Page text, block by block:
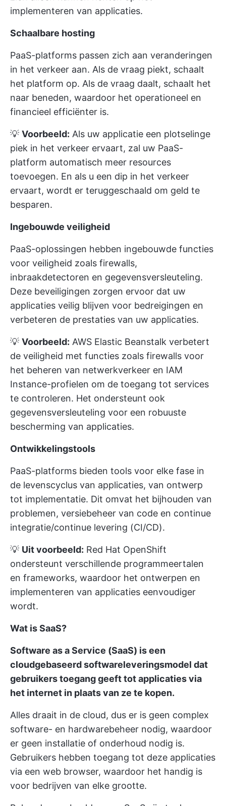
implementeren van applicaties.
Schaalbare hosting
PaaS-platforms passen zich aan veranderingen
in het verkeer aan. Als de vraag piekt, schaalt
het platform op. Als de vraag daalt, schaalt het
naar beneden, waardoor het operationeel en
financieel efficiënter is.
💡 Voorbeeld: Als uw applicatie een plotselinge
piek in het verkeer ervaart, zal uw PaaS-
platform automatisch meer resources
toevoegen. En als u een dip in het verkeer
ervaart, wordt er teruggeschaald om geld te
besparen.
Ingebouwde veiligheid
PaaS-oplossingen hebben ingebouwde functies
voor veiligheid zoals firewalls,
inbraakdetectoren en gegevensversleuteling.
Deze beveiligingen zorgen ervoor dat uw
applicaties veilig blijven voor bedreigingen en
verbeteren de prestaties van uw applicaties.
💡 Voorbeeld: AWS Elastic Beanstalk verbetert
de veiligheid met functies zoals firewalls voor
het beheren van netwerkverkeer en IAM
Instance-profielen om de toegang tot services
te controleren. Het ondersteunt ook
gegevensversleuteling voor een robuuste
bescherming van applicaties.
Ontwikkelingstools
PaaS-platforms bieden tools voor elke fase in
de levenscyclus van applicaties, van ontwerp
tot implementatie. Dit omvat het bijhouden van
problemen, versiebeheer van code en continue
integratie/continue levering (CI/CD).
💡 Uit voorbeeld: Red Hat OpenShift
ondersteunt verschillende programmeertalen
en frameworks, waardoor het ontwerpen en
implementeren van applicaties eenvoudiger
wordt.
Wat is SaaS?
Software as a Service (SaaS) is een
cloudgebaseerd softwareleveringsmodel dat
gebruikers toegang geeft tot applicaties via
het internet in plaats van ze te kopen.
Alles draait in de cloud, dus er is geen complex
software- en hardwarebeheer nodig, waardoor
er geen installatie of onderhoud nodig is.
Gebruikers hebben toegang tot deze applicaties
via een web browser, waardoor het handig is
voor bedrijven van elke grootte.